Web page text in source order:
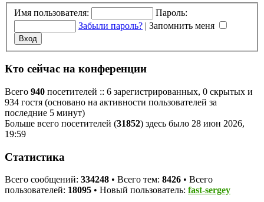
Имя пользователя:
Пароль:
Забыли пароль? | Запомнить меня
Кто сейчас на конференции
Всего 940 посетителей :: 6 зарегистрированных, 0 скрытых и
934 гостя (основано на активности пользователей за
последние 5 минут)
Больше всего посетителей (31852) здесь было 28 июн 2026,
19:59
Статистика
Всего сообщений: 334248 • Всего тем: 8426 • Всего
пользователей: 18095 • Новый пользователь: fast-sergey